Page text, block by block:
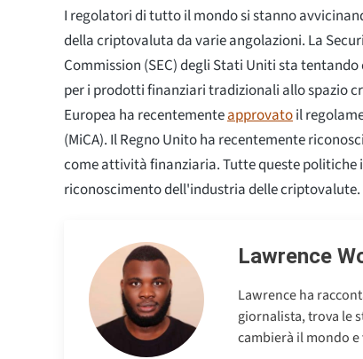
I regolatori di tutto il mondo si stanno
della criptovaluta da varie angolazioni. La
Commission (SEC) degli Stati Uniti sta
per i prodotti finanziari tradizionali allo spazio
Europea ha recentementeapprovatoil
(MiCA). Il Regno Unito ha recentemente
come attività finanziaria. Tutte queste politiche
riconoscimento dell'industria delle criptovalute.
Lawrence
Lawrence ha
giornalista, trova le
cambierà il mondo